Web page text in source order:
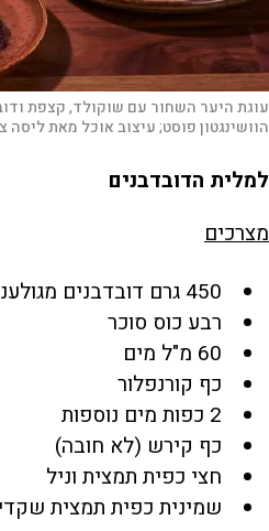
עוגת היער השחור עם שוקולד, קצפת
הוושינגטון פוסט; עיצוב אוכל מאת ליסה
למלית הדובדבנים
מצרכים
450 גרם דובדבנים מגולענים קפואים
רבע כוס סוכר
60 מ"ל מים
כף קורנפלור
2 כפות מים נוספות
כף קירש (לא חובה)
חצי כפית תמצית וניל
שמינית כפית תמצית